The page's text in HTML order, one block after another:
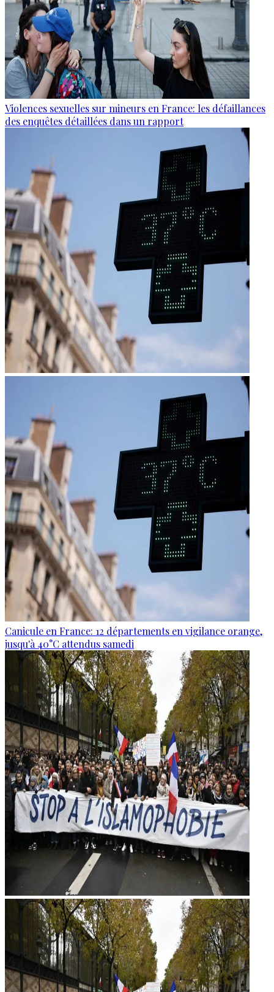
Violences sexuelles sur mineurs en France: les défaillances
des enquêtes détaillées dans un rapport
Canicule en France: 12 départements en vigilance orange,
jusqu'à 40°C attendus samedi